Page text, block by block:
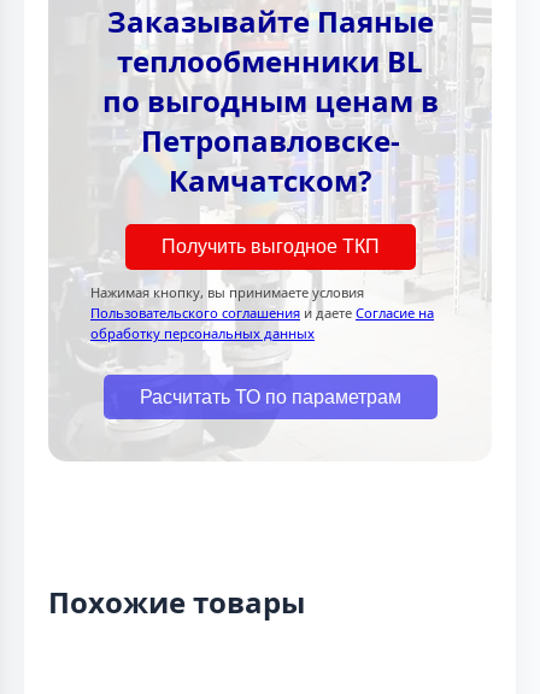
Заказывайте Паяные
теплообменники BL
по выгодным ценам в
Петропавловске-
Камчатском?
Получить выгодное ТКП
Нажимая кнопку, вы принимаете условия
Пользовательского соглашения и даете Согласие на
обработку персональных данных
Расчитать ТО по параметрам
Похожие товары